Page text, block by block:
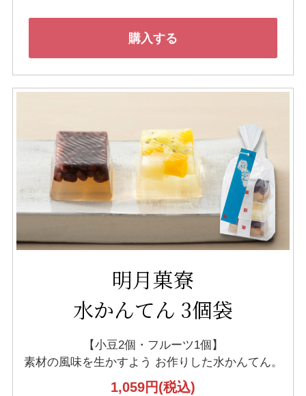
購入する
明月菓寮
水かんてん 3個袋
【小豆2個・フルーツ1個】
素材の風味を生かすよう お作りした水かんてん。
1,059円(税込)